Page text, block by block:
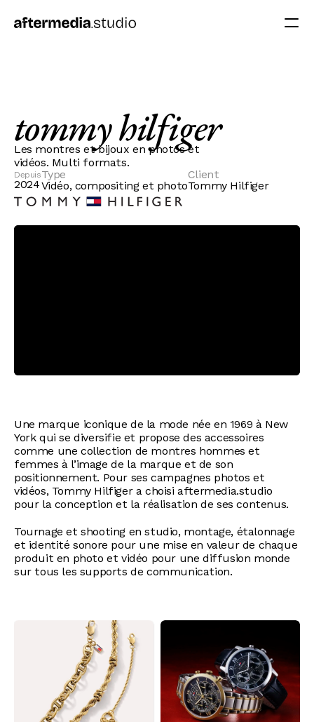
tommy hilfiger
Les montres et bijoux en photos et
vidéos. Multi formats.
Depuis
2024
Type
Vidéo, compositing et photo
Client
Tommy Hilfiger
Une marque iconique de la mode née en 1969 à New
York qui se diversifie et propose des accessoires
comme une collection de montres hommes et
femmes à l’image de la marque et de son
positionnement. Pour ses campagnes photos et
vidéos, Tommy Hilfiger a choisi aftermedia.studio
pour la conception et la réalisation de ses contenus.
Tournage et shooting en studio, montage, étalonnage
et identité sonore pour une mise en valeur de chaque
produit en photo et vidéo pour une diffusion monde
sur tous les supports de communication.